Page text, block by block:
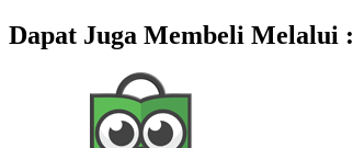
Dapat Juga Membeli Melalui :